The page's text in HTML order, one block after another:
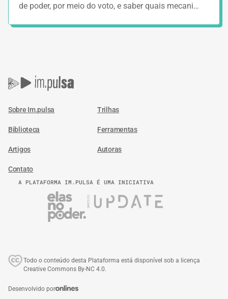
de poder, por meio do voto, e saber quais mecani…
Sobre Im.pulsa Trilhas
Biblioteca Ferramentas
Artigos Autoras
Contato
A PLATAFORMA IM.PULSA É UMA INICIATIVA
Todo o conteúdo desta Plataforma está disponível sob a licença
Creative Commons By-NC 4.0.
Desenvolvido por